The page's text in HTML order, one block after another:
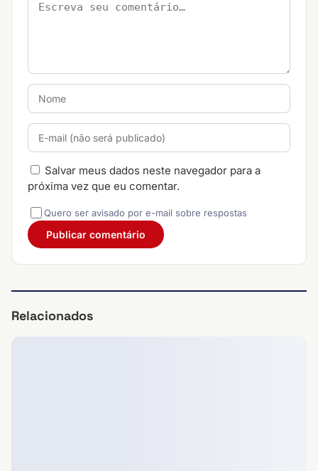
Salvar meus dados neste navegador para a
próxima vez que eu comentar.
Quero ser avisado por e-mail sobre respostas
Relacionados